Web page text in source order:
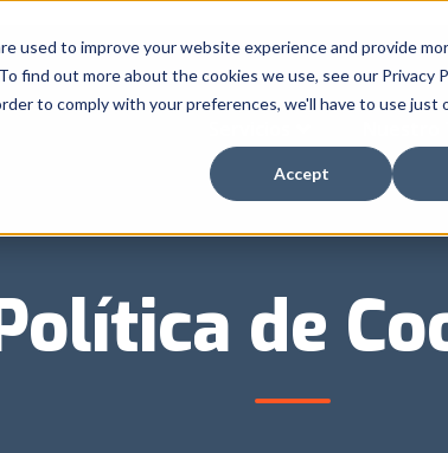
used to improve your website experience and provide
find out more about the cookies we use, see our Privacy
to comply with your preferences, we'll have to use just
Accept
de